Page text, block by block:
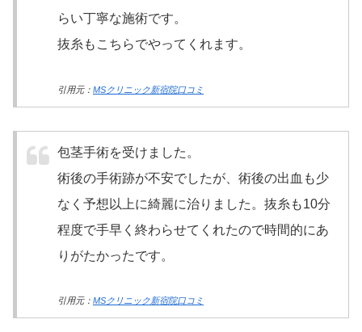
らい丁寧な施術です。
抜糸もこちらでやってくれます。
引用元： MSクリニック新宿院口コミ
包茎手術を受けました。
術後の手術跡が不安でしたが、術後の出血も少
なく予想以上に綺麗に治りました。抜糸も10分
程度で手早く終わらせてくれたので時間的にあ
りがたかったです。
引用元： MSクリニック新宿院口コミ